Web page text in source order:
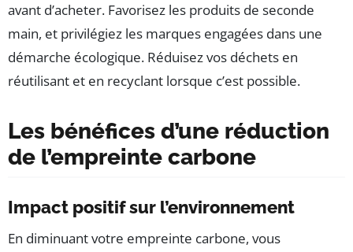
avant d’acheter. Favorisez les produits de seconde
main, et privilégiez les marques engagées dans une
démarche écologique. Réduisez vos déchets en
réutilisant et en recyclant lorsque c’est possible.
Les bénéfices d’une réduction
de l’empreinte carbone
Impact positif sur l’environnement
En diminuant votre empreinte carbone, vous